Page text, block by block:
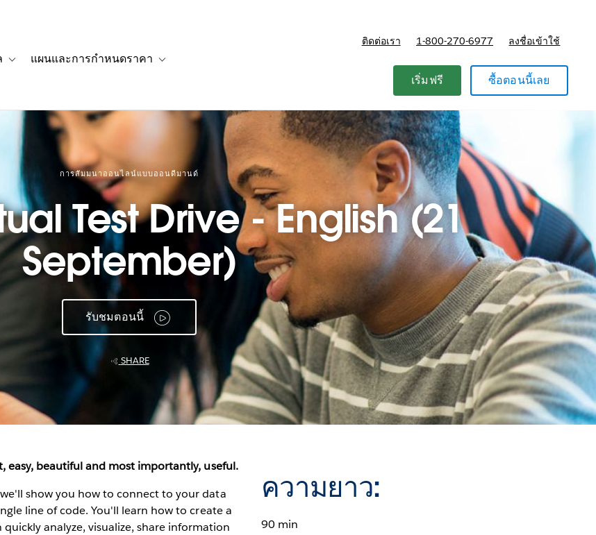
องลูกค้าfor โซลูชัน
แผนและการกำหนดราคา
ติดต่อเรา 1-800-270-6977 ลงชื่อเข้าใช้
เริ่มฟรี ซื้อตอนนี้เลย
การสัมมนาออนไลน์แบบออนดีมานด์
Test Drive - English (21
September)
รับชมตอนนี้
SHARE
easy, beautiful and most importantly, useful.
show you how to connect to your data
line of code. You'll learn how to create a
analyze, visualize, share information
ความยาว:
90 min